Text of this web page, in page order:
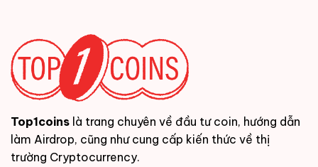
Top1coins là trang chuyên về đầu tư coin, hướng dẫn
làm Airdrop, cũng như cung cấp kiến thức về thị
trường Cryptocurrency.